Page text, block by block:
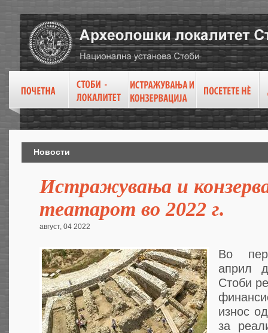
Новости
Истражувања и
театарот во 2022 г.
август, 04 2022
Во
април
Стоби
износ
за